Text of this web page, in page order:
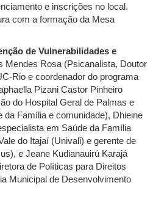
e inscrições no local.
com a formação da Mesa
de Vulnerabilidades e
Mendes Rosa (Psicanalista, Doutor
Rio e coordenador do programa
Pizani Castor Pinheiro
do Hospital Geral de Palmas e
da Família e comunidade), Dhieine
em Saúde da Família
do Itajaí (Univali) e gerente de
e Jeane Kudianauirú Karajá
de Políticas para Direitos
Municipal de Desenvolvimento